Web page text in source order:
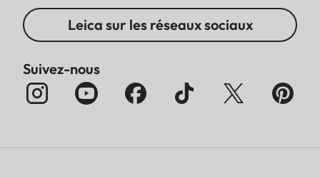
Leica sur les réseaux sociaux
Suivez-nous